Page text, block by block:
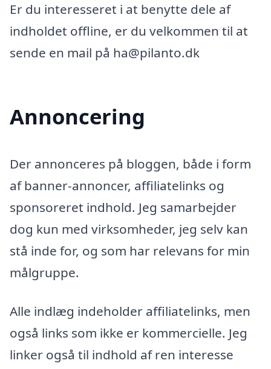
Er du interesseret i at benytte dele af
indholdet offline, er du velkommen til at
sende en mail på ha@pilanto.dk
Annoncering
Der annonceres på bloggen, både i form
af banner-annoncer, affiliatelinks og
sponsoreret indhold. Jeg samarbejder
dog kun med virksomheder, jeg selv kan
stå inde for, og som har relevans for min
målgruppe.
Alle indlæg indeholder affiliatelinks, men
også links som ikke er kommercielle. Jeg
linker også til indhold af ren interesse